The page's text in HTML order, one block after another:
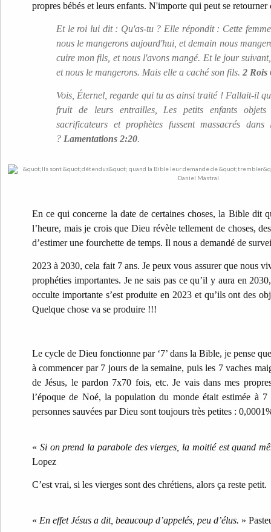
propres bébés et leurs enfants. N'importe qui peut se
Et le roi lui dit : Qu'as-tu ? Elle répondit : Cette
nous le mangerons aujourd'hui, et demain nous
cuire mon fils, et nous l'avons mangé. Et le jour
et nous le mangerons. Mais elle a caché son fils. 2 Rois
Vois, Éternel, regarde qui tu as ainsi traité ! Fallait-il
fruit de leurs entrailles, Les petits enfants
sacrificateurs et prophètes fussent massacrés
? Lamentations 2:20.
En ce qui concerne la date de certaines choses, la Bible dit
l’heure, mais je crois que Dieu révèle tellement de choses,
d’estimer une fourchette de temps. Il nous a demandé de
2023 à 2030, cela fait 7 ans. Je peux vous assurer que nous
prophéties importantes. Je ne sais pas ce qu’il y aura en
occulte importante s’est produite en 2023 et qu’ils ont des
Quelque chose va se produire !!!
Le cycle de Dieu fonctionne par ‘7’ dans la Bible, je pense
à commencer par 7 jours de la semaine, puis les 7 vaches
de Jésus, le pardon 7x70 fois, etc. Je vais dans mes
l’époque de Noé, la population du monde était estimée à
personnes sauvées par Dieu sont toujours très petites :
« Si on prend la parabole des vierges, la moitié est quand
Lopez
C’est vrai, si les vierges sont des chrétiens, alors ça reste petit.
« En effet Jésus a dit, beaucoup d’appelés, peu d’élus. »